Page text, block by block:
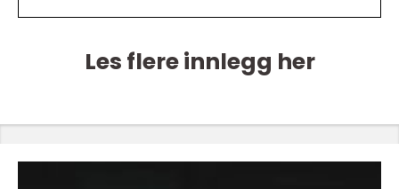
Les flere innlegg her